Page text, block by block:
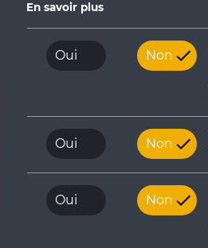
En savoir plus
Oui Non
Oui Non
Oui Non